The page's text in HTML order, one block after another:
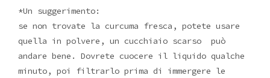
*Un suggerimento:
se non trovate la curcuma fresca, potete usare
quella in polvere, un cucchiaio scarso può
andare bene. Dovrete cuocere il liquido qualche
minuto, poi filtrarlo prima di immergere le